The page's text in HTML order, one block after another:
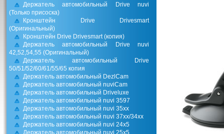
Держатель автомобильный Drive nuvi
(Только присоска)
Кронштейн Drive Drivesmart
(Оригинальный)
Кронштейн Drive Drivesmart (копия)
Держатель автомобильный Drive nuvi
42,52,54,55 (Оригинальный)
Держатель автомобильный Drive
50/51/52/60/61/55/65 копия
Держатель автомобильный DezlCam
Держатель автомобильный nuviCam
Держатель автомобильный Driveluxe
Держатель автомобильный nuvi 3597
Держатель автомобильный nuvi 35xx
Держатель автомобильный nuvi 37xx/34хх
Держатель автомобильный nuvi 24х5
Держатель автомобильный nuvi 25x5